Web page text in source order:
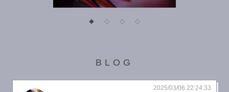
◆ ◇ ◇ ◇
BLOG
2025/03/06 22:24:33